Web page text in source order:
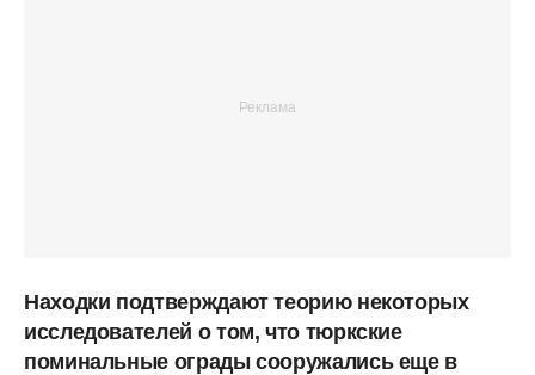
Находки подтверждают теорию некоторых
исследователей о том, что тюркские
поминальные ограды сооружались еще в